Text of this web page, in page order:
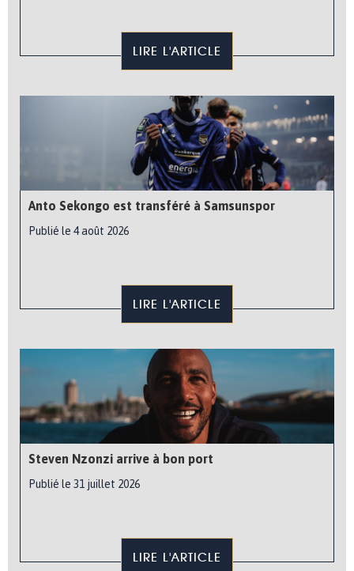
LIRE L'ARTICLE
Anto Sekongo est transféré à Samsunspor
Publié le 4 août 2026
LIRE L'ARTICLE
Steven Nzonzi arrive à bon port
Publié le 31 juillet 2026
LIRE L'ARTICLE